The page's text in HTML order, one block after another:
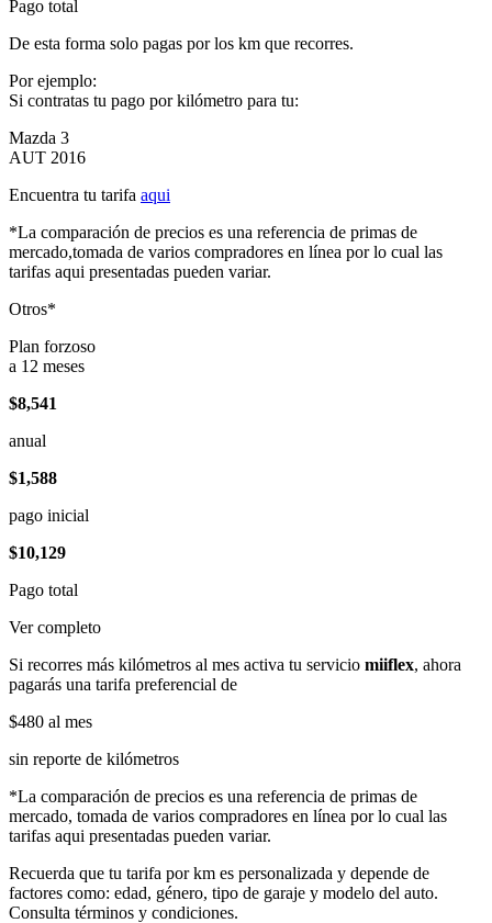
Pago total
De esta forma solo pagas por los km que recorres.
Por ejemplo:
Si contratas tu pago por kilómetro para tu:
Mazda 3
AUT 2016
Encuentra tu tarifa aqui
*La comparación de precios es una referencia de primas de
mercado,tomada de varios compradores en línea por lo cual las
tarifas aqui presentadas pueden variar.
Otros*
Plan forzoso
a 12 meses
$8,541
anual
$1,588
pago inicial
$10,129
Pago total
Ver completo
Si recorres más kilómetros al mes activa tu servicio miiflex, ahora
pagarás una tarifa preferencial de
$480 al mes
sin reporte de kilómetros
*La comparación de precios es una referencia de primas de
mercado, tomada de varios compradores en línea por lo cual las
tarifas aqui presentadas pueden variar.
Recuerda que tu tarifa por km es personalizada y depende de
factores como: edad, género, tipo de garaje y modelo del auto.
Consulta términos y condiciones.